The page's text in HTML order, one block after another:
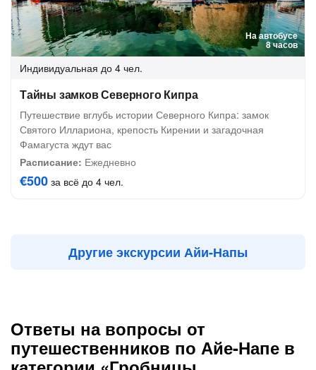
На автобусе
8 часов
Индивидуальная до 4 чел.
Тайны замков Северного Кипра
Путешествие вглубь истории Северного Кипра: замок
Святого Иллариона, крепость Кирении и загадочная
Фамагуста ждут вас
Расписание: Ежедневно
€500 за всё до 4 чел.
Другие экскурсии Айи-Напы
Ответы на вопросы от
путешественников по Айе-Напе в